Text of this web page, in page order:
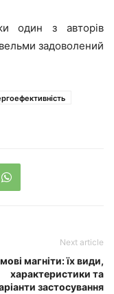
один з авторів
задоволений
Next article
магніти: їх види,
характеристики та
застосування